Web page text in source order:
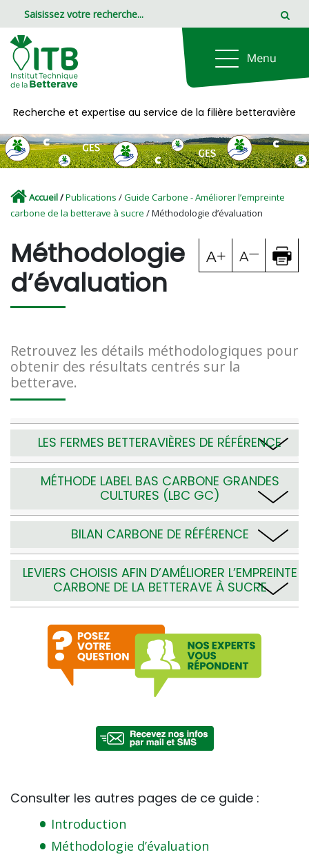
Recherche et expertise au service de la filière betteravière
Accueil/Publications /Guide Carbone - Améliorer l’empreinte
carbone de la betterave à sucre / Méthodologie d’évaluation
Méthodologie
d’évaluation
Retrouvez les détails méthodologiques pour
obtenir des résultats centrés sur la
betterave.
LES FERMES BETTERAVIÈRES DE RÉFÉRENCE
MÉTHODE LABEL BAS CARBONE GRANDES
CULTURES (LBC GC)
BILAN CARBONE DE RÉFÉRENCE
LEVIERS CHOISIS AFIN D’AMÉLIORER L’EMPREINTE
CARBONE DE LA BETTERAVE À SUCRE
Consulter les autres pages de ce guide :
Introduction
Méthodologie d’évaluation
Panneau de gestion des cookies